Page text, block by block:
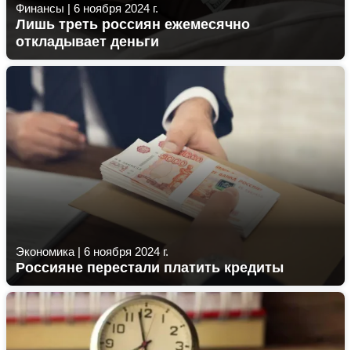
Финансы | 6 ноября 2024 г.
Лишь треть россиян ежемесячно
откладывает деньги
Экономика | 6 ноября 2024 г.
Россияне перестали платить кредиты